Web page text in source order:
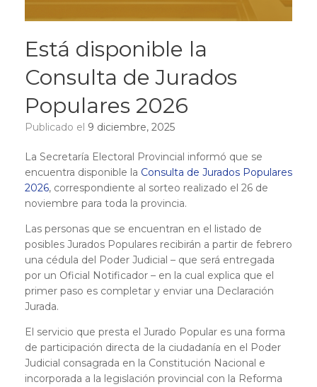
Está disponible la
Consulta de Jurados
Populares 2026
Publicado el 9 diciembre, 2025
La Secretaría Electoral Provincial informó que se
encuentra disponible la Consulta de Jurados Populares
2026, correspondiente al sorteo realizado el 26 de
noviembre para toda la provincia.
Las personas que se encuentran en el listado de
posibles Jurados Populares recibirán a partir de febrero
una cédula del Poder Judicial – que será entregada
por un Oficial Notificador – en la cual explica que el
primer paso es completar y enviar una Declaración
Jurada.
El servicio que presta el Jurado Popular es una forma
de participación directa de la ciudadanía en el Poder
Judicial consagrada en la Constitución Nacional e
incorporada a la legislación provincial con la Reforma